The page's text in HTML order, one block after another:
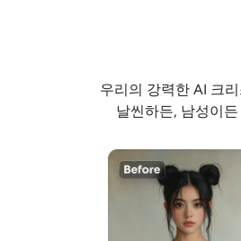
우리의 강력한 AI 크
날씬하든, 남성이